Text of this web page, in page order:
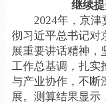
继续
2024年，京
彻习近平总书记对
展重要讲话精神，
工作总基调，扎实
与产业协作，不断
展。测算结果显示